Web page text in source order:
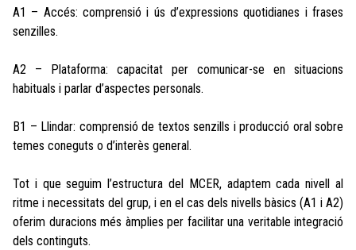
A1 – Accés: comprensió i ús d’expressions quotidianes i frases
senzilles.
A2 – Plataforma: capacitat per comunicar-se en situacions
habituals i parlar d’aspectes personals.
B1 – Llindar: comprensió de textos senzills i producció oral sobre
temes coneguts o d’interès general.
Tot i que seguim l’estructura del MCER, adaptem cada nivell al
ritme i necessitats del grup, i en el cas dels nivells bàsics (A1 i A2)
oferim duracions més àmplies per facilitar una veritable integració
dels continguts.